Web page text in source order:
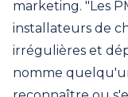
marketing. "Les
installateurs de
irrégulières et
nomme